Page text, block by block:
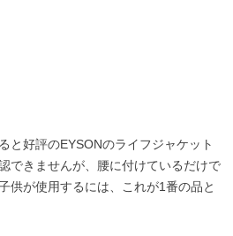
と好評のEYSONのライフジャケット
できませんが、腰に付けているだけで
供が使用するには、これが1番の品と